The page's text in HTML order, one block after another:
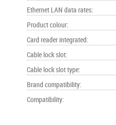
Ethernet LAN data rates:
Product colour:
Card reader integrated:
Cable lock slot:
Cable lock slot type:
Brand compatibility:
Compatibility: